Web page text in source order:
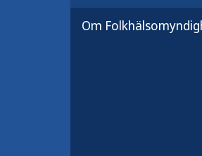
Om
fler att röra på
finns och
Faktabladet
Faktabladet
WHO Europa